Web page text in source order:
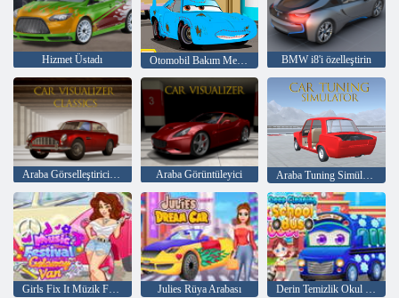
Hizmet Üstadı Otomobil Bakım Merkezi BMW i8'i özelleştirin
Araba Görüntüleyici Araba Tuning Simülatörü
Julies Rüya Arabası